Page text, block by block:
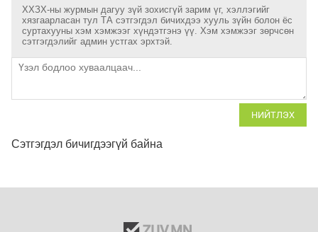
ХХЗХ-ны журмын дагуу зүй зохисгүй зарим үг, хэллэгийг
хязгаарласан тул ТА сэтгэгдэл бичихдээ хууль зүйн болон ёс
суртахууны хэм хэмжээг хүндэтгэнэ үү. Хэм хэмжээг зөрчсөн
сэтгэгдэлийг админ устгах эрхтэй.
НИЙТЛЭХ
Сэтгэгдэл бичигдээгүй байна